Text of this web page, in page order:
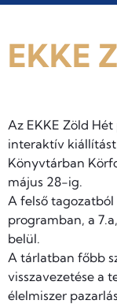
EKKE
Az EKKE Zöld
interaktív
Könyvtárban
május 28-ig.
A felső
programban, a
belül.
A tárlatban főbb
visszavezetése a
élelmiszer